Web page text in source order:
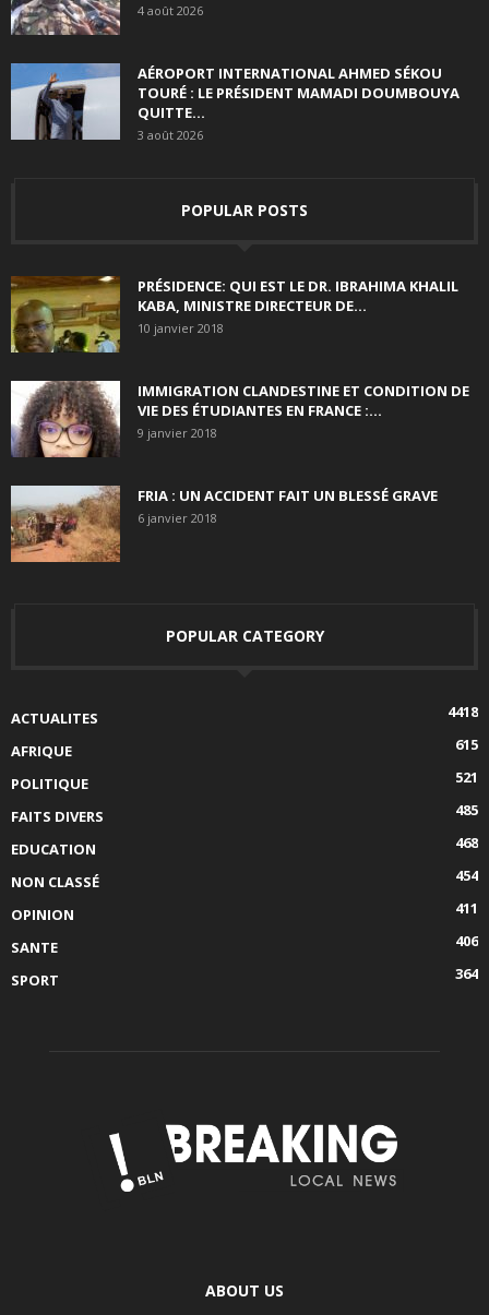
4 août 2026
AÉROPORT INTERNATIONAL AHMED SÉKOU
TOURÉ : LE PRÉSIDENT MAMADI DOUMBOUYA
QUITTE...
3 août 2026
POPULAR POSTS
PRÉSIDENCE: QUI EST LE DR. IBRAHIMA KHALIL
KABA, MINISTRE DIRECTEUR DE...
10 janvier 2018
IMMIGRATION CLANDESTINE ET CONDITION DE
VIE DES ÉTUDIANTES EN FRANCE :...
9 janvier 2018
FRIA : UN ACCIDENT FAIT UN BLESSÉ GRAVE
6 janvier 2018
POPULAR CATEGORY
ACTUALITES
4418
AFRIQUE
615
POLITIQUE
521
FAITS DIVERS
485
EDUCATION
468
NON CLASSÉ
454
OPINION
411
SANTE
406
SPORT
364
ABOUT US